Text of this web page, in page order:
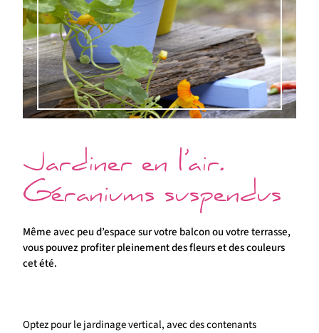
Jardiner en l’air.
Géraniums suspendus
Même avec peu d’espace sur votre balcon ou votre terrasse,
vous pouvez profiter pleinement des fleurs et des couleurs
cet été.
Optez pour le jardinage vertical, avec des contenants